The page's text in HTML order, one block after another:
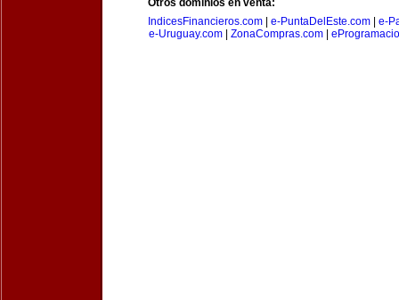
Otros dominios en venta:
IndicesFinancieros.com
e-PuntaDelEste.com
e-
e-Uruguay.com
ZonaCompras.com